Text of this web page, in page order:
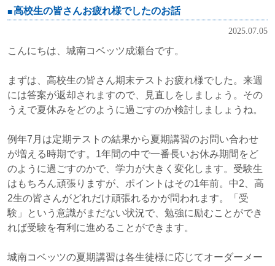
高校生の皆さんお疲れ様でしたのお話
2025.07.05
こんにちは、城南コベッツ成瀬台です。
まずは、高校生の皆さん期末テストお疲れ様でした。来週
には答案が返却されますので、見直しをしましょう。その
うえで夏休みをどのように過ごすのか検討しましょうね。
例年7月は定期テストの結果から夏期講習のお問い合わせ
が増える時期です。1年間の中で一番長いお休み期間をど
のように過ごすのかで、学力が大きく変化します。受験生
はもちろん頑張りますが、ポイントはその1年前。中2、高
2生の皆さんがどれだけ頑張れるかが問われます。「受
験」という意識がまだない状況で、勉強に励むことができ
れば受験を有利に進めることができます。
城南コベッツの夏期講習は各生徒様に応じてオーダーメー